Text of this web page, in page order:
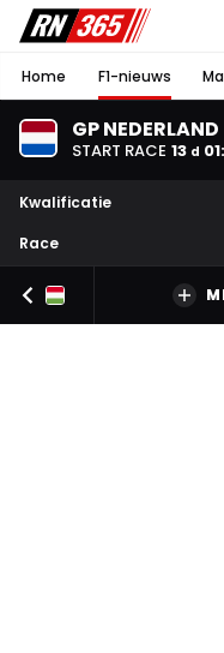
Home F1-nieuws
GP NEDERLAND
START RACE 13 d 01:
Kwalificatie
Race